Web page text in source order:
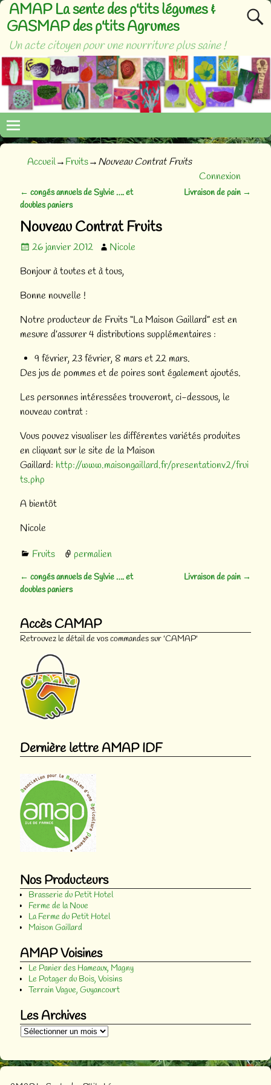
AMAP La sente des p'tits légumes &
GASMAP des p'tits Agrumes
Un acte citoyen pour une nourriture plus saine !
Accueil→Fruits→Nouveau Contrat Fruits
Connexion
Navigation des articles
← congés annuels de Sylvie …. et
doubles paniers
Livraison de pain →
Nouveau Contrat Fruits
26 janvier 2012
Nicole
Bonjour à toutes et à tous,
Bonne nouvelle !
Notre producteur de Fruits “La Maison Gaillard” est en
mesure d’assurer 4 distributions supplémentaires :
9 février, 23 février, 8 mars et 22 mars.
Des jus de pommes et de poires sont également ajoutés.
Les personnes intéressées trouveront, ci-dessous, le
nouveau contrat :
Vous pouvez visualiser les différentes variétés produites
en cliquant sur le site de la Maison
Gaillard: http://www.maisongaillard.fr/presentationv2/frui
ts.php
A bientôt
Nicole
Fruits permalien
Navigation des articles
← congés annuels de Sylvie …. et
doubles paniers
Livraison de pain →
Accès CAMAP
Retrouvez le détail de vos commandes sur 'CAMAP'
Dernière lettre AMAP IDF
Nos Producteurs
Brasserie du Petit Hotel
Ferme de la Noue
La Ferme du Petit Hotel
Maison Gaillard
AMAP Voisines
Le Panier des Hameaux, Magny
Le Potager du Bois, Voisins
Terrain Vague, Guyancourt
Les Archives